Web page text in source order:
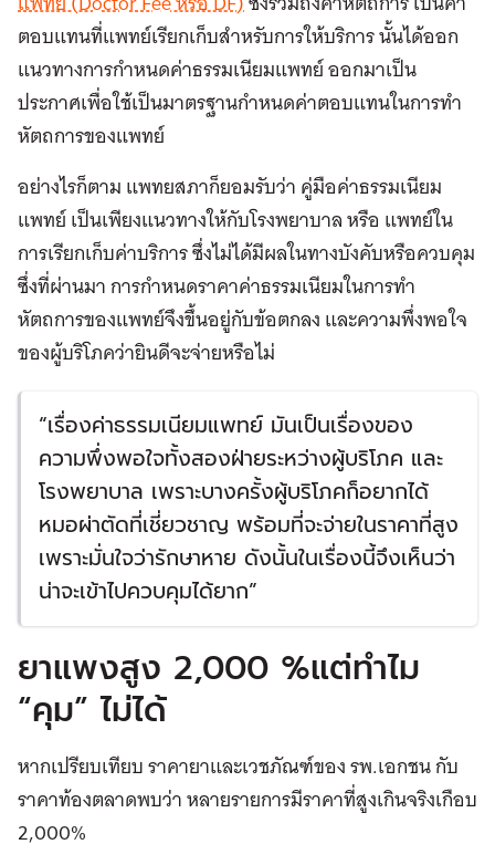
ตอบแทนที่แพทย์เรียกเก็บสำหรับการให้บริการ นั้นได้ออก
แนวทางการกำหนดค่าธรรมเนียมแพทย์ ออกมาเป็น
ประกาศเพื่อใช้เป็นมาตรฐานกำหนดค่าตอบแทนในการทำ
หัตถการของแพทย์
อย่างไรก็ตาม แพทยสภาก็ยอมรับว่า คู่มือค่าธรรมเนียม
แพทย์ เป็นเพียงแนวทางให้กับโรงพยาบาล หรือ แพทย์ใน
การเรียกเก็บค่าบริการ ซึ่งไม่ได้มีผลในทางบังคับหรือควบคุม
ซึ่งที่ผ่านมา การกำหนดราคาค่าธรรมเนียมในการทำ
หัตถการของแพทย์จึงขึ้นอยู่กับข้อตกลง และความพึ่งพอใจ
ของผู้บริโภคว่ายินดีจะจ่ายหรือไม่
“เรื่องค่าธรรมเนียมแพทย์ มันเป็นเรื่องของ
ความพึ่งพอใจทั้งสองฝ่ายระหว่างผู้บริโภค และ
โรงพยาบาล เพราะบางครั้งผู้บริโภคก็อยากได้
หมอผ่าตัดที่เชี่ยวชาญ พร้อมที่จะจ่ายในราคาที่สูง
เพราะมั่นใจว่ารักษาหาย ดังนั้นในเรื่องนี้จึงเห็นว่า
น่าจะเข้าไปควบคุมได้ยาก”
ยาแพงสูง 2,000 %แต่ทำไม
“คุม” ไม่ได้
หากเปรียบเทียบ ราคายาและเวชภัณฑ์ของ รพ.เอกชน กับ
ราคาท้องตลาดพบว่า หลายรายการมีราคาที่สูงเกินจริงเกือบ
2,000%